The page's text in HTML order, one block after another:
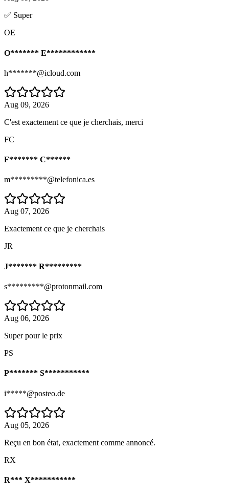
✅ Super
OE
O******* E************
h*******@icloud.com
Aug 09, 2026
C'est exactement ce que je cherchais, merci
FC
F******* C******
m*********@telefonica.es
Aug 07, 2026
Exactement ce que je cherchais
JR
J******* R*********
s*********@protonmail.com
Aug 06, 2026
Super pour le prix
PS
P******* S***********
i*****@posteo.de
Aug 05, 2026
Reçu en bon état, exactement comme annoncé.
RX
R*** X***********